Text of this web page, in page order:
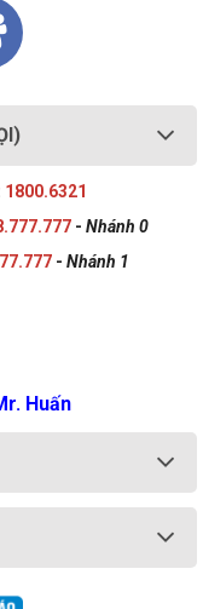
1800.6321
- Nhánh 0
- Nhánh 1
Huấn